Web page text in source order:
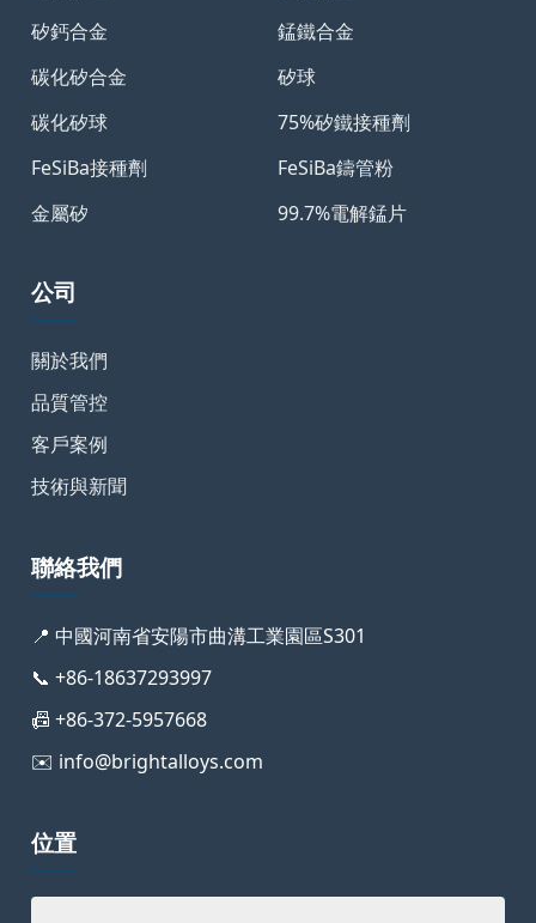
矽鈣合金
錳鐵合金
碳化矽合金
矽球
碳化矽球
75%矽鐵接種劑
FeSiBa接種劑
FeSiBa鑄管粉
金屬矽
99.7%電解錳片
公司
關於我們
品質管控
客戶案例
技術與新聞
聯絡我們
📍 中國河南省安陽市曲溝工業園區S301
📞 +86-18637293997
📠 +86-372-5957668
✉️ info@brightalloys.com
位置